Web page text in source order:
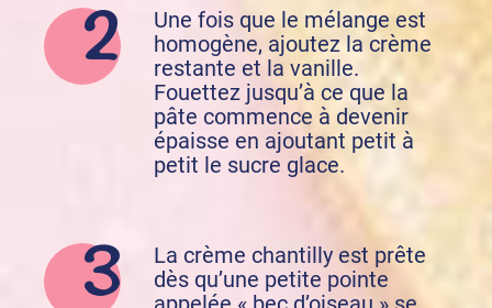
Une fois que le mélange est
homogène, ajoutez la crème
restante et la vanille.
Fouettez jusqu’à ce que la
pâte commence à devenir
épaisse en ajoutant petit à
petit le sucre glace.
La crème chantilly est prête
dès qu’une petite pointe